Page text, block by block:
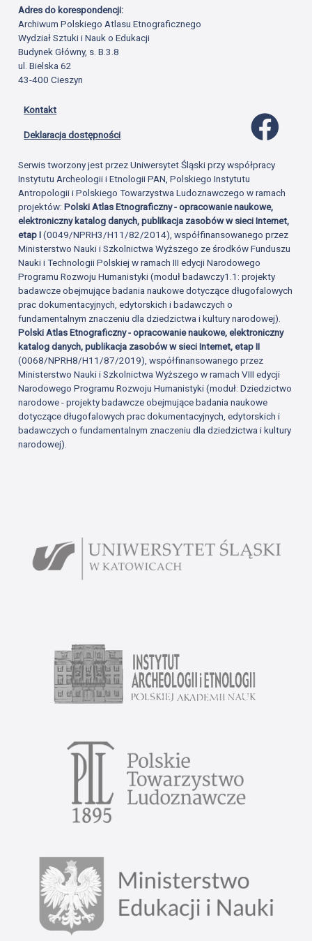
Adres do korespondencji:
Archiwum Polskiego Atlasu Etnograficznego
Wydział Sztuki i Nauk o Edukacji
Budynek Główny, s. B.3.8
ul. Bielska 62
43-400 Cieszyn
Kontakt
Deklaracja dostępności
Serwis tworzony jest przez Uniwersytet Śląski przy współpracy
Instytutu Archeologii i Etnologii PAN, Polskiego Instytutu
Antropologii i Polskiego Towarzystwa Ludoznawczego w ramach
projektów:Polski Atlas Etnograficzny - opracowanie naukowe,
elektroniczny katalog danych, publikacja zasobów w sieci Internet,
etap I(0049/NPRH3/H11/82/2014), współfinansowanego przez
Ministerstwo Nauki i Szkolnictwa Wyższego ze środków Funduszu
Nauki i Technologii Polskiej w ramach III edycji Narodowego
Programu Rozwoju Humanistyki (moduł badawczy1.1: projekty
badawcze obejmujące badania naukowe dotyczące długofalowych
prac dokumentacyjnych, edytorskich i badawczych o
fundamentalnym znaczeniu dla dziedzictwa i kultury narodowej).
Polski Atlas Etnograficzny - opracowanie naukowe, elektroniczny
katalog danych, publikacja zasobów w sieci Internet, etap II
(0068/NPRH8/H11/87/2019), współfinansowanego przez
Ministerstwo Nauki i Szkolnictwa Wyższego w ramach VIII edycji
Narodowego Programu Rozwoju Humanistyki (moduł: Dziedzictwo
narodowe - projekty badawcze obejmujące badania naukowe
dotyczące długofalowych prac dokumentacyjnych, edytorskich i
badawczych o fundamentalnym znaczeniu dla dziedzictwa i kultury
narodowej).